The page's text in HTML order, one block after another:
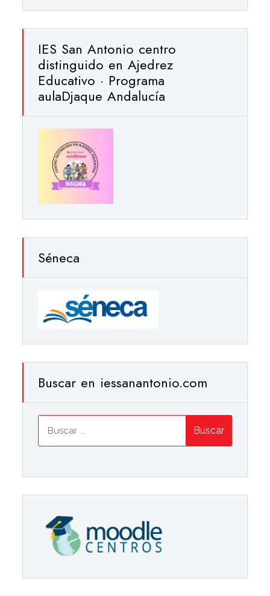
IES San Antonio centro
distinguido en Ajedrez
Educativo · Programa
aulaDjaque Andalucía
Séneca
Buscar en iessanantonio.com